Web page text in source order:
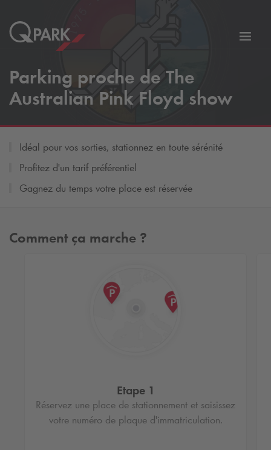
Parking proche de The
Australian Pink Floyd show
Idéal pour vos sorties, stationnez en toute sérénité
Profitez d'un tarif préférentiel
Gagnez du temps votre place est réservée
Comment ça marche ?
Etape 1
Réservez une place de stationnement et saisissez
votre numéro de plaque d'immatriculation.